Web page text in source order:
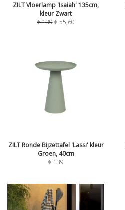
ZILT Vloerlamp 'Isaiah' 135cm,
kleur Zwart
€139 €55,60
ZILT Ronde Bijzettafel 'Lassi' kleur
Groen, 40cm
€ 139